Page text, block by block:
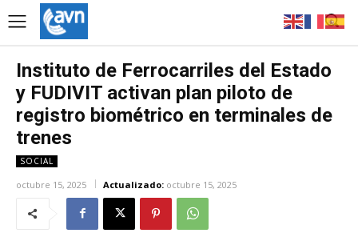
Instituto de Ferrocarriles del Estado
y FUDIVIT activan plan piloto de
registro biométrico en terminales de
trenes
SOCIAL
octubre 15, 2025 Actualizado: octubre 15, 2025